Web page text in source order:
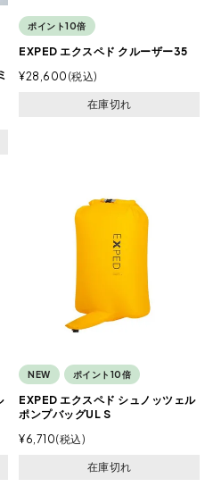
ポイント10倍
EXPED エクスペド クルーザー35
¥28,600 税込
在庫切れ
NEW ポイント10倍
EXPED エクスペド シュノッツェル
ポンプバッグUL S
¥6,710 税込
在庫切れ